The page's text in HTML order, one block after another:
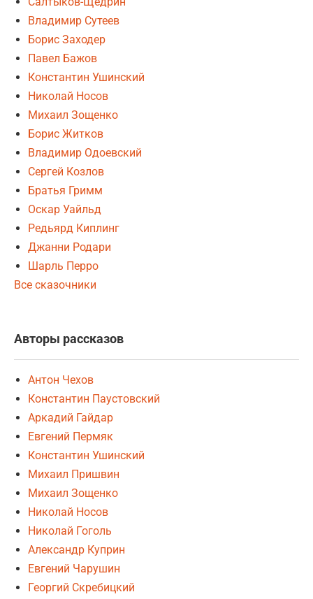
Владимир Сутеев
Борис Заходер
Павел Бажов
Константин Ушинский
Николай Носов
Михаил Зощенко
Борис Житков
Владимир Одоевский
Сергей Козлов
Братья Гримм
Оскар Уайльд
Редьярд Киплинг
Джанни Родари
Шарль Перро
Все сказочники
Авторы рассказов
Антон Чехов
Константин Паустовский
Аркадий Гайдар
Евгений Пермяк
Константин Ушинский
Михаил Пришвин
Михаил Зощенко
Николай Носов
Николай Гоголь
Александр Куприн
Евгений Чарушин
Георгий Скребицкий